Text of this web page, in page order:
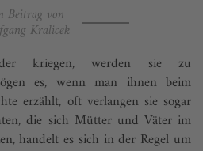
Beitrag von
Kralicek
kriegen, werden sie zu
es, wenn man ihnen beim
erzählt, oft verlangen sie sogar
die sich Mütter und Väter im
handelt es sich in der Regel um